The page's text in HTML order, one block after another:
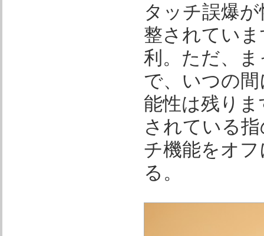
タッチ誤爆
整されてい
利。ただ、
で、いつの
能性は残り
されている
チ機能をオ
る。